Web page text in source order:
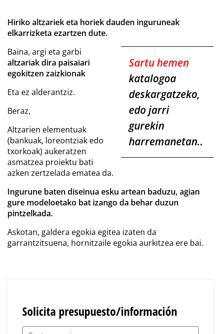
Hiriko altzariek eta horiek dauden inguruneak
elkarrizketa ezartzen dute.
Sartu hemen
katalogoa
deskargatzeko,
edo jarri
gurekin
harremanetan..
Baina, argi eta garbi
altzariak dira paisaiari
egokitzen zaizkionak
Eta ez alderantziz.
Beraz,
Altzarien elementuak
(bankuak, loreontziak edo
txorkoak) aukeratzen
asmatzea proiektu bati
azken zertzelada ematea da.
Ingurune baten diseinua esku artean baduzu, agian
gure modeloetako bat izango da behar duzun
pintzelkada.
Askotan, galdera egokia egitea izaten da
garrantzitsuena, hornitzaile egokia aurkitzea ere bai.
Solicita presupuesto/información